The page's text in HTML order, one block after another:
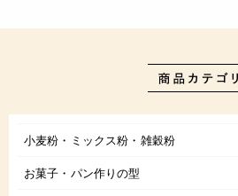
小麦粉・ミックス粉・雑穀粉
お菓子・パン作りの型